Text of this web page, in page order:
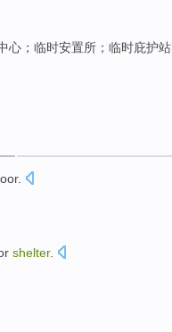
心；临时安置所；临时庇护站
.
shelter.